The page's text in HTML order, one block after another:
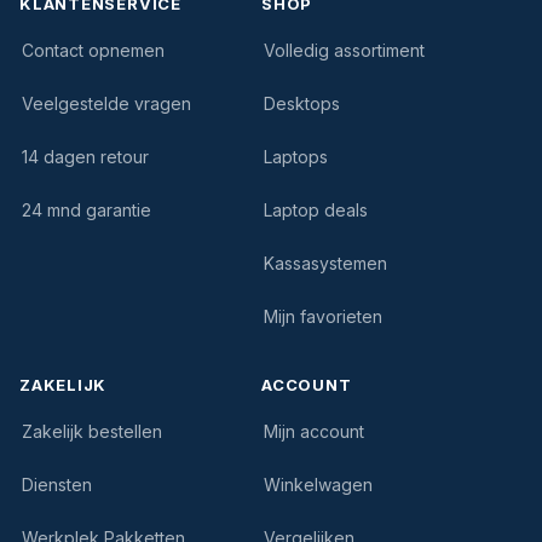
Contact opnemen
Veelgestelde vragen
14 dagen retour
24 mnd garantie
Volledig assortiment
Desktops
Laptops
Laptop deals
Kassasystemen
Mijn favorieten
ZAKELIJK
Zakelijk bestellen
Diensten
Werkplek Pakketten
ACCOUNT
Mijn account
Winkelwagen
Vergelijken